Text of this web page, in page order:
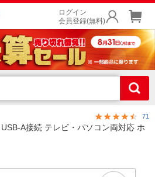
ログイン
会員登録(無料)
71
A接続 テレビ・パソコン両対応 ホ